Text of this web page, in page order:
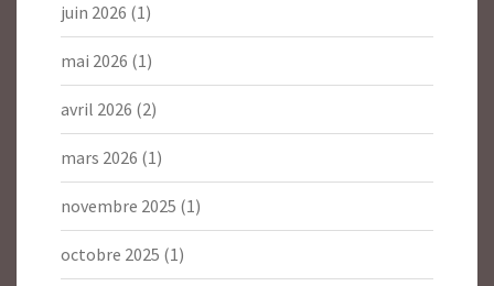
juin 2026 (1)
mai 2026 (1)
avril 2026 (2)
mars 2026 (1)
novembre 2025 (1)
octobre 2025 (1)